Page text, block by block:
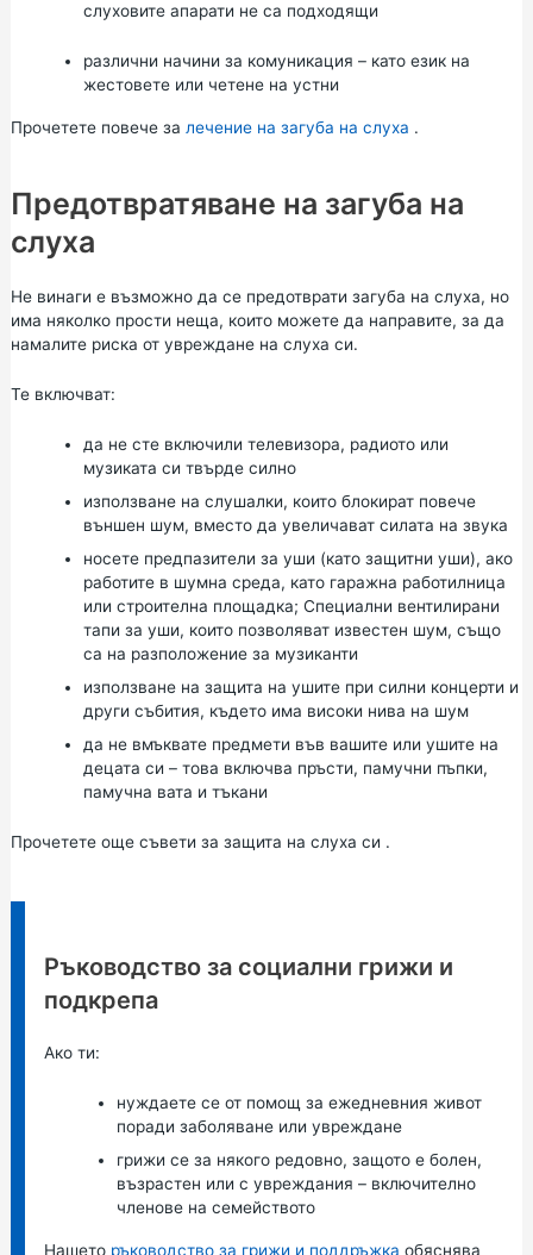
слуховите апарати не са подходящи
различни начини за комуникация – като език на
жестоветеили четене на устни
Прочетете повече за лечение на загуба на слуха .
Предотвратяване на загуба на
слуха
Не винаги е възможно да се предотврати загуба на слуха, но
има няколко прости неща, които можете да направите, за да
намалите риска от увреждане на слуха си.
Те включват:
да не сте включили телевизора, радиото или
музиката си твърде силно
използване на слушалки, които блокират повече
външен шум, вместо да увеличават силата на звука
носете предпазители за уши (като защитни уши), ако
работите в шумна среда, като гаражна работилница
или строителна площадка; Специални вентилирани
тапи за уши, които позволяват известен шум, също
са на разположение за музиканти
използване на защита на ушите при силни концерти и
други събития, където има високи нива на шум
да не вмъквате предмети във вашите или ушите на
децата си – това включва пръсти, памучни пъпки,
памучна вата и тъкани
Прочетете още съвети за защита на слуха си .
Ръководство за социални грижи и
подкрепа
Ако ти:
нуждаете се от помощ за ежедневния живот
поради заболяване или увреждане
грижи се за някого редовно, защото е болен,
възрастен или с увреждания – включително
членове на семейството
Нашето ръководство за грижи и поддръжка обяснява